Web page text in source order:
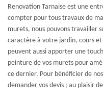
Renovation Tarnaise est une
compter pour tous travaux de
murets, nous pouvons travailler
caractère à votre jardin, cours et
peuvent aussi apporter une
peinture de vos murets pour
ce dernier. Pour bénéficier de
demander vos devis ; au plaisir